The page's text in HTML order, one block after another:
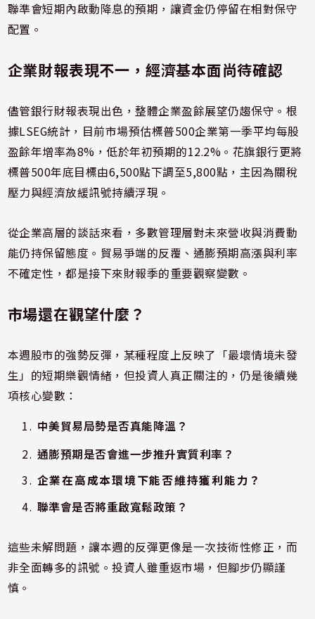
聯準會短期內啟動降息的預期，讓資金仍停留在相對保守
配置。
企業財報表現不一，經濟基本面尚待確認
儘管銀行財報表現出色，整體企業盈餘展望仍趨保守。根
據LSEG統計，目前市場預估標普500企業第一季平均每股
盈餘年增率為8%，低於年初預期的12.2%。花旗銀行更將
標普500年底目標由6,500點下調至5,800點，主因為關稅
壓力與經濟放緩訊號持續浮現。
從企業高層的談話來看，多數管理層對未來營收與消費動
能仍持保留態度。貿易爭端的反覆、通膨預期高漲與利率
不確定性，都是接下來財報季的重要觀察變數。
市場還在觀望什麼？
本週股市的強勢反彈，某種程度上反映了「最壞情境未發
生」的短期樂觀情緒，但投資人真正關注的，仍是後續幾
項核心變數：
中美貿易局勢是否真能降溫？
通膨預期是否會進一步推升實質利率？
企業在高成本環境下能否維持獲利能力？
聯準會是否將重啟寬鬆政策？
這些未解問題，讓本週的反彈更像是一次技術性修正，而
非全面轉多的訊號。投資人雖重返市場，但腳步仍顯謹
慎。